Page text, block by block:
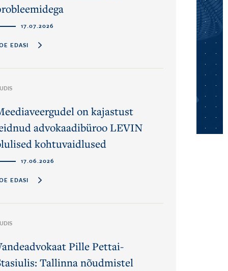
17.07.2026
EDASI
on kajastust
advokaadibüroo LEVIN
kohtuvaidlused
17.06.2026
EDASI
Pille Pettai-
Tallinna nõudmistel